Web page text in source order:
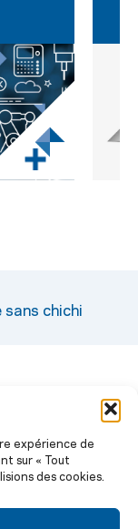
expérience de
sur « Tout
des cookies.
sans chichi
La Revue